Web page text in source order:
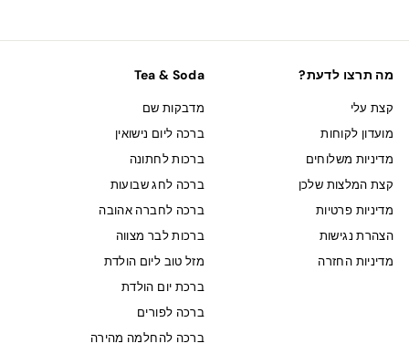
מה תרצו לדעת?
קצת עלי
מועדון לקוחות
מדיניות משלוחים
קצת המלצות שלכן
מדיניות פרטיות
הצהרת נגישות
מדיניות החזרה
Tea & Soda
מדבקות שם
ברכה ליום נישואין
ברכות לחתונה
ברכה לחג שבועות
ברכה לחברה אהובה
ברכות לבר מצווה
מזל טוב ליום הולדת
ברכת יום הולדת
ברכה לפורים
ברכה להחלמה מהירה